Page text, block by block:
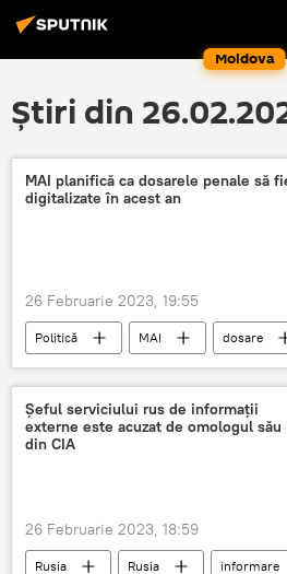
Moldova
Știri din
MAI planifică ca dosarele penale să
digitalizate în acest an
26 Februarie 2023, 19:55
Politică MAI dosare
Șeful serviciului rus de informaţii
externe este acuzat de omologul său
din CIA
26 Februarie 2023, 18:59
Rusia Rusia informare